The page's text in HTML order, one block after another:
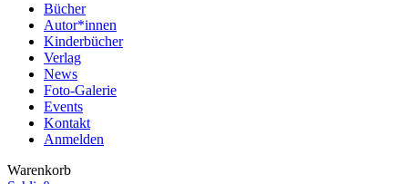
Bücher
Autor*innen
Kinderbücher
Verlag
News
Foto-Galerie
Events
Kontakt
Anmelden
Warenkorb